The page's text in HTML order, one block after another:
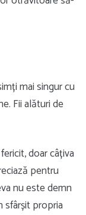
mai singur cu
Fii alături de
doar câțiva
pentru
nu este demn
sfârșit propria